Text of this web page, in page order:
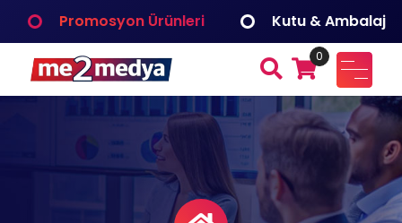
Promosyon Ürünleri Kutu & Ambalaj
me2medya
Fuar ve Organizasyon, Reklam Tanıtım, Dijital Çözümler
Medya Bilişim
0